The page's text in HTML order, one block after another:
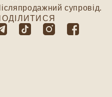
супровід.